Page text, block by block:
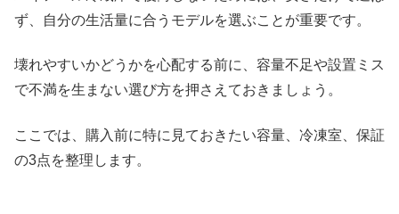
ず、自分の生活量に合うモデルを選ぶことが重要です。
壊れやすいかどうかを心配する前に、容量不足や設置ミス
で不満を生まない選び方を押さえておきましょう。
ここでは、購入前に特に見ておきたい容量、冷凍室、保証
の3点を整理します。